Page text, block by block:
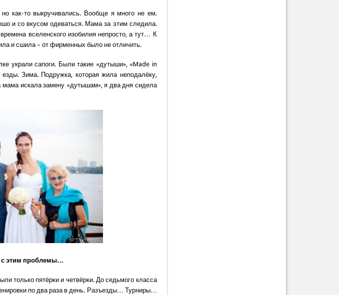
как-то выкручивались. Вообще я много не ем.
и со вкусом одеваться. Мама за этим следила.
вселенского изобилия непросто, а тут… К
и сшила – от фирменных было не отличить.
украли сапоги. Были такие «дутыши», «Made in
Зима. Подружка, которая жила неподалёку,
мама искала замену «дутышам», я два дня сидела
с этим проблемы…
только пятёрки и четвёрки. До седьмого класса
по два раза в день. Разъезды… Турниры…